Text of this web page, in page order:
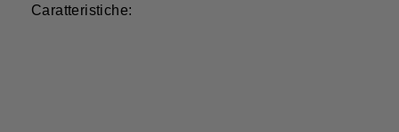
Caratteristiche: